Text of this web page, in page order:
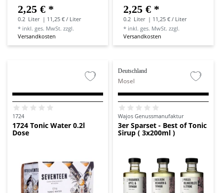
2,25 € *
0.2 Liter | 11,25 € / Liter
* inkl. ges. MwSt. zzgl.
Versandkosten
2,25 € *
0.2 Liter | 11,25 € / Liter
* inkl. ges. MwSt. zzgl.
Versandkosten
1724
1724 Tonic Water 0.2l
Dose
Deutschland
Mosel
Wajos Genussmanufaktur
3er Sparset - Best of Tonic
Sirup ( 3x200ml )